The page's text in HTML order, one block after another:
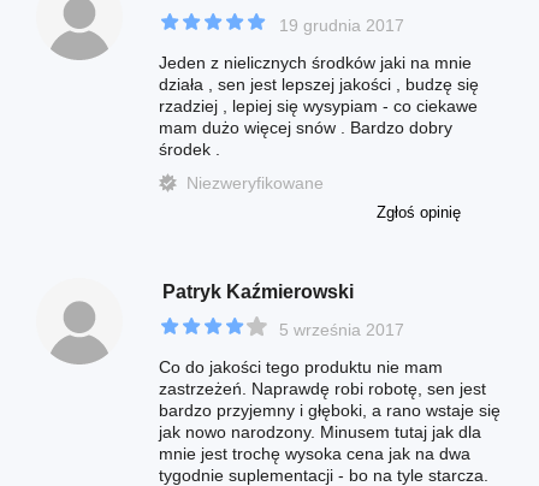
19 grudnia 2017
Jeden z nielicznych środków jaki na mnie
działa , sen jest lepszej jakości , budzę się
rzadziej , lepiej się wysypiam - co ciekawe
mam dużo więcej snów . Bardzo dobry
środek .
Niezweryfikowane
Zgłoś opinię
Patryk Kaźmierowski
5 września 2017
Co do jakości tego produktu nie mam
zastrzeżeń. Naprawdę robi robotę, sen jest
bardzo przyjemny i głęboki, a rano wstaje się
jak nowo narodzony. Minusem tutaj jak dla
mnie jest trochę wysoka cena jak na dwa
tygodnie suplementacji - bo na tyle starcza.